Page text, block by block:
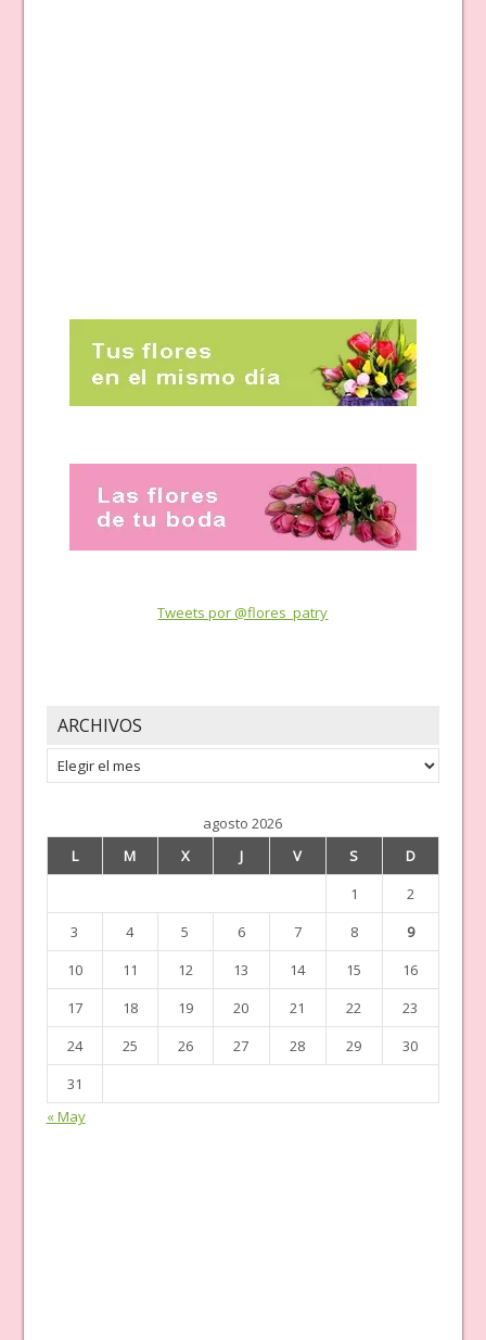
Tweets por @flores_patry
ARCHIVOS
Archivos
agosto 2026
L
M X J V S
D
1
2
3
4 5 6 7 8
9
10
11 12 13 14 15
16
17
18 19 20 21 22
23
24
25 26 27 28 29
30
31
« May